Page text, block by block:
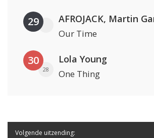
29
Our Time
30
28
Lola Young
One Thing
Volgende uitzending: